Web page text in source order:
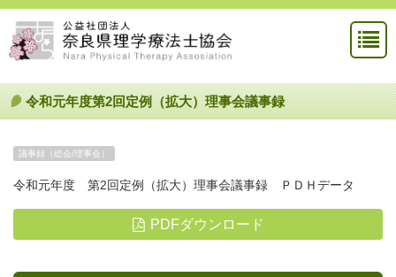
令和元年度第2回定例（拡大）理事会議事録
議事録（総会/理事会）
令和元年度 第2回定例（拡大）理事会議事録 ＰＤＨデータ
PDFダウンロード